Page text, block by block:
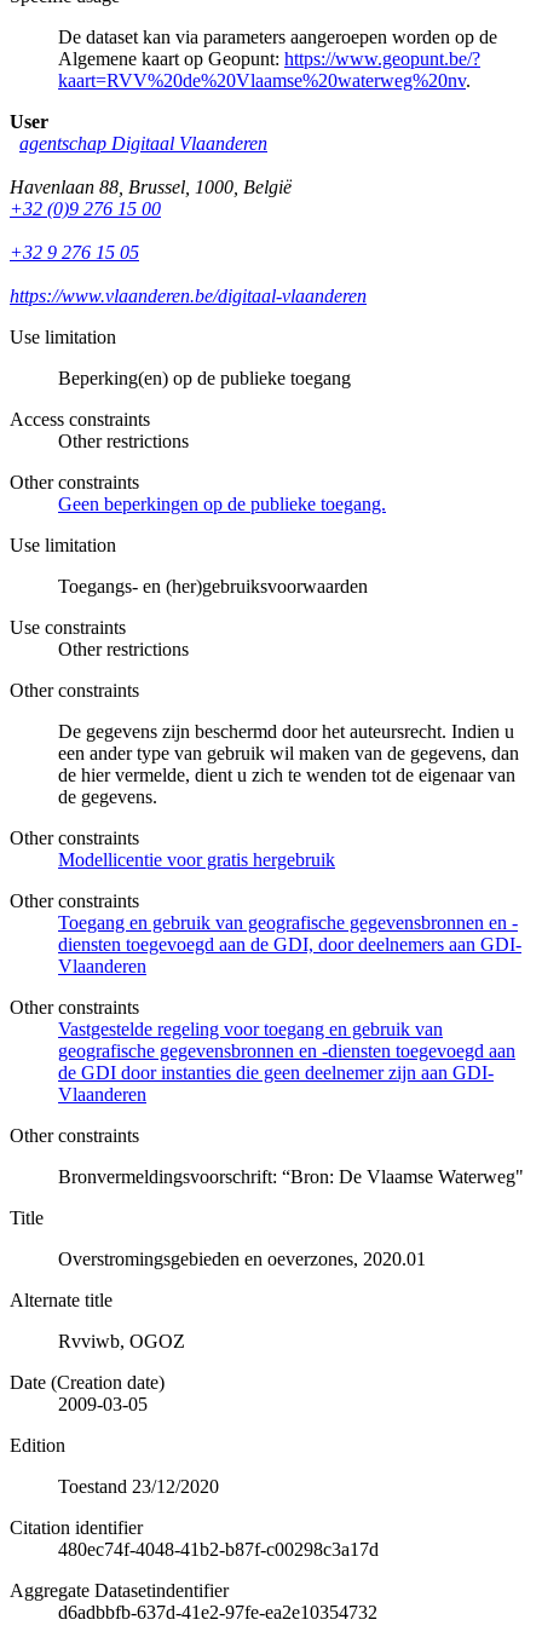
De dataset kan via parameters aangeroepen worden op de
Algemene kaart op Geopunt: https://www.geopunt.be/?
kaart=RVV%20de%20Vlaamse%20waterweg%20nv.
User
agentschap Digitaal Vlaanderen
Havenlaan 88 Brussel 1000 België
+32 (0)9 276 15 00
+32 9 276 15 05
https://www.vlaanderen.be/digitaal-vlaanderen
Use limitation
Beperking(en) op de publieke toegang
Access constraints
Other restrictions
Other constraints
Geen beperkingen op de publieke toegang.
Use limitation
Toegangs- en (her)gebruiksvoorwaarden
Use constraints
Other restrictions
Other constraints
De gegevens zijn beschermd door het auteursrecht. Indien u
een ander type van gebruik wil maken van de gegevens, dan
de hier vermelde, dient u zich te wenden tot de eigenaar van
de gegevens.
Other constraints
Modellicentie voor gratis hergebruik
Other constraints
Toegang en gebruik van geografische gegevensbronnen en -
diensten toegevoegd aan de GDI, door deelnemers aan GDI-
Vlaanderen
Other constraints
Vastgestelde regeling voor toegang en gebruik van
geografische gegevensbronnen en -diensten toegevoegd aan
de GDI door instanties die geen deelnemer zijn aan GDI-
Vlaanderen
Other constraints
Bronvermeldingsvoorschrift: “Bron: De Vlaamse Waterweg"
Title
Overstromingsgebieden en oeverzones, 2020.01
Alternate title
Rvviwb, OGOZ
Date (Creation date)
2009-03-05
Edition
Toestand 23/12/2020
Citation identifier
480ec74f-4048-41b2-b87f-c00298c3a17d
Aggregate Datasetindentifier
d6adbbfb-637d-41e2-97fe-ea2e10354732